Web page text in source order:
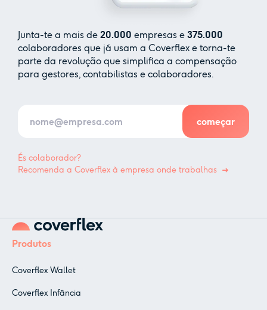
Junta-te a mais de 20.000 empresas e 375.000
colaboradores que já usam a Coverflex e torna-te
parte da revolução que simplifica a compensação
para gestores, contabilistas e colaboradores.
És colaborador?
Recomenda a Coverflex à empresa onde trabalhas
Produtos
Coverflex Wallet
Coverflex Infância